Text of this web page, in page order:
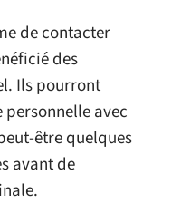
de contacter
des
Ils pourront
avec
être quelques
avant de